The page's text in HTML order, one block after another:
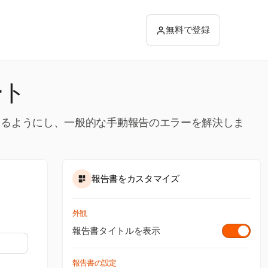
無料で登録
ようにし、一般的な手動報告のエラーを解決しま
報告書をカスタマイズ
外観
報告書タイトルを表示
報告書の設定